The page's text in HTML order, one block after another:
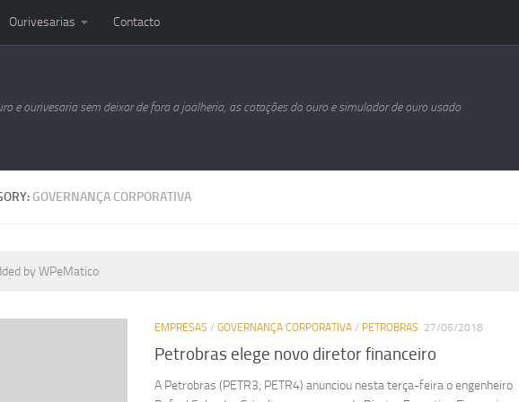
Ourivesarias Contacto
e ourivesaria sem deixar de fora a joalheria, as cotações do ouro e simulador de ouro usado
GOVERNANÇA CORPORATIVA
by WPeMatico
EMPRESAS / GOVERNANÇA CORPORATIVA / PETROBRAS 27/06/2018
Petrobras elege novo diretor financeiro
A Petrobras (PETR3; PETR4) anunciou nesta terça-feira o engenheiro